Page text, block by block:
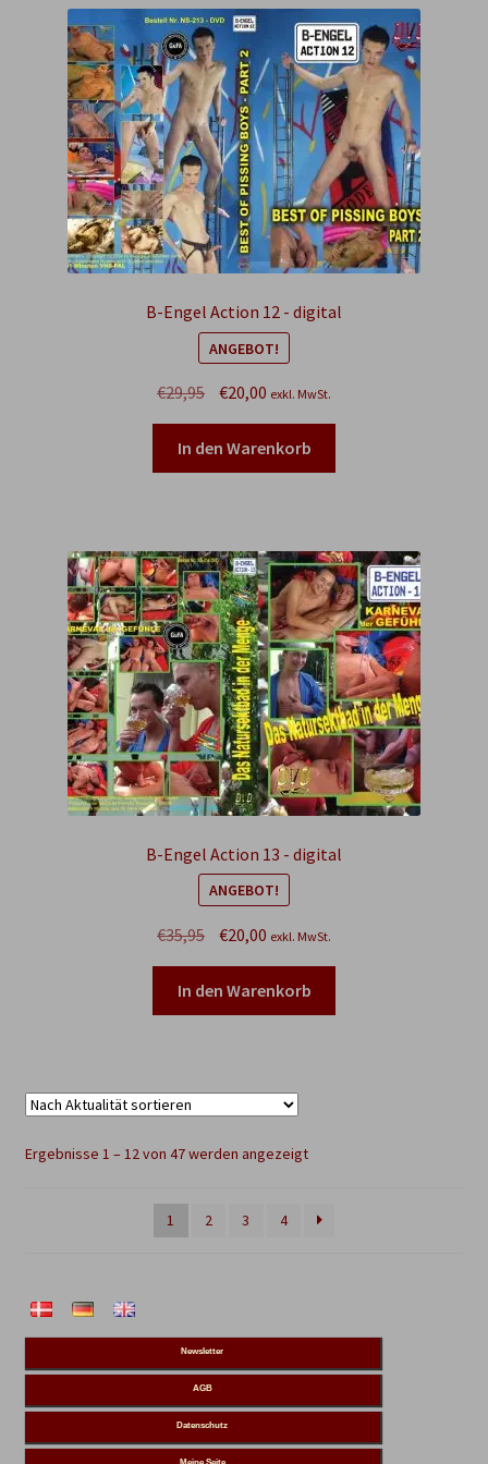
B-Engel Action 12 - digital
ANGEBOT!
€29,95
Ursprünglicher
Preis
war:
€29,95
€20,00Aktueller
Preis
ist:
€20,00.
exkl. MwSt.
In den Warenkorb
B-Engel Action 13 - digital
ANGEBOT!
€35,95
Ursprünglicher
war:
€35,95
€20,00Aktueller
ist:
€20,00.
exkl. MwSt.
In den Warenkorb
Ergebnisse 1 – 12 von 47 werden angezeigtNach
1
2 3 4
Newsletter
AGB
Datenschutz
Meine Seite